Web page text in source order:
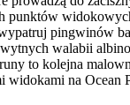
punktów
pingwinów
walabii
to kolejna
widokami na Ocean